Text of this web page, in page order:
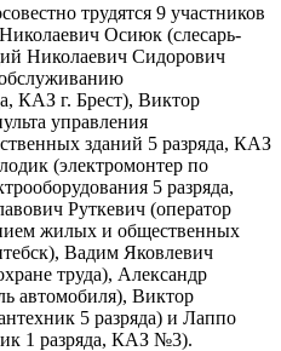
трудятся 9 участников
Осиюк (слесарь-
Николаевич Сидорович
КАЗ г. Брест), Виктор
управления
зданий 5 разряда, КАЗ
(электромонтер по
5 разряда,
Руткевич (оператор
жилых и общественных
Вадим Яковлевич
труда), Александр
автомобиля), Виктор
5 разряда) и Лаппо
1 разряда, КАЗ №3).